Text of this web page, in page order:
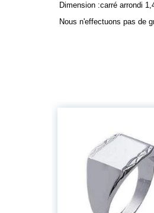
Dimension :carré arrondi
Nous n'effectuons pas de